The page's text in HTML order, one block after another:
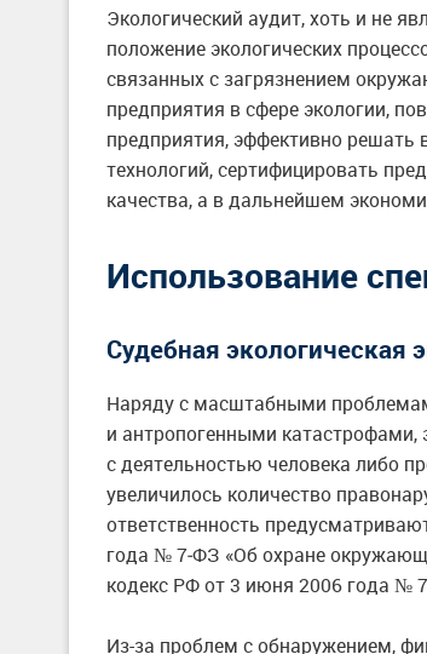
Экологический аудит, хоть и не
положение экологических
связанных с загрязнением
предприятия в сфере экологии,
предприятия, эффективно решать
технологий, сертифицировать
качества, а в дальнейшем
Использование
Судебная экологическая
Наряду с масштабными
и антропогенными катастрофами,
с деятельностью человека либо
увеличилось количество
ответственность
года № 7‑ФЗ «Об охране
кодекс РФ от 3 июня 2006 года №
Из-за проблем с обнаружением,